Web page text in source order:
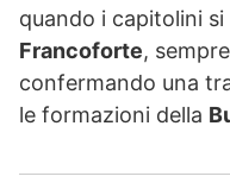
quando i capitolini
Francoforte,
confermando una
le formazioni della